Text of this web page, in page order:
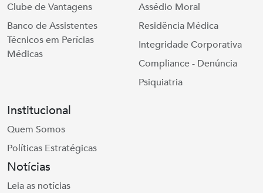
Clube de Vantagens
Banco de Assistentes
Técnicos em Perícias
Médicas
Assédio Moral
Residência Médica
Integridade Corporativa
Compliance - Denúncia
Psiquiatria
Institucional
Quem Somos
Políticas Estratégicas
Notícias
Leia as notícias